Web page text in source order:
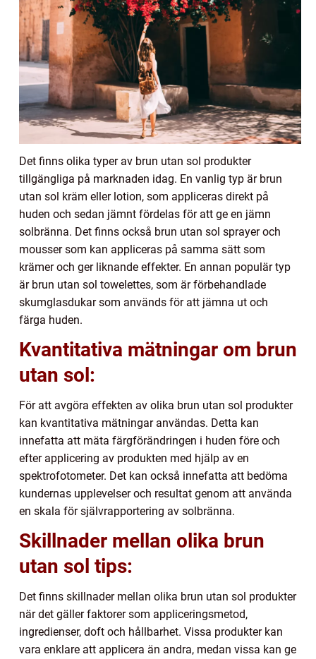
Det finns olika typer av brun utan sol produkter
tillgängliga på marknaden idag. En vanlig typ är brun
utan sol kräm eller lotion, som appliceras direkt på
huden och sedan jämnt fördelas för att ge en jämn
solbränna. Det finns också brun utan sol sprayer och
mousser som kan appliceras på samma sätt som
krämer och ger liknande effekter. En annan populär typ
är brun utan sol towelettes, som är förbehandlade
skumglasdukar som används för att jämna ut och
färga huden.
Kvantitativa mätningar om brun
utan sol:
För att avgöra effekten av olika brun utan sol produkter
kan kvantitativa mätningar användas. Detta kan
innefatta att mäta färgförändringen i huden före och
efter applicering av produkten med hjälp av en
spektrofotometer. Det kan också innefatta att bedöma
kundernas upplevelser och resultat genom att använda
en skala för självrapportering av solbränna.
Skillnader mellan olika brun
utan sol tips:
Det finns skillnader mellan olika brun utan sol produkter
när det gäller faktorer som appliceringsmetod,
ingredienser, doft och hållbarhet. Vissa produkter kan
vara enklare att applicera än andra, medan vissa kan ge